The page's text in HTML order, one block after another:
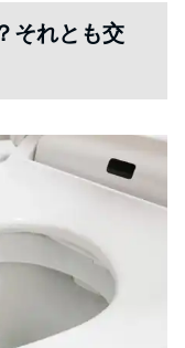
それとも交